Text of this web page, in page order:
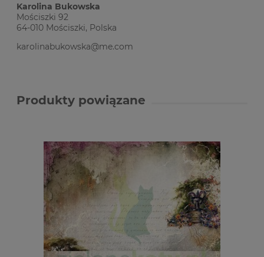
Karolina Bukowska
Mościszki 92
64-010 Mościszki, Polska
karolinabukowska@me.com
Produkty powiązane